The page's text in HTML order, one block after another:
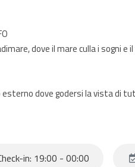
dove il mare culla i sogni e
dove godersi la vista di
recarsi in pochi minuti di auto
in: 19:00 - 00:00